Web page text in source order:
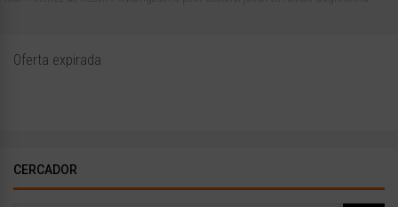
Oferta expirada
CERCADOR